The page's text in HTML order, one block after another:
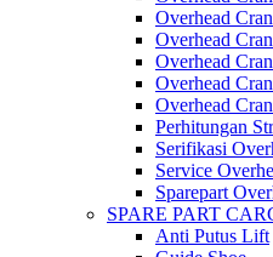
Overhead
Overhead
Overhead
Overhead
Overhead
Perhitungan
Serifikasi
Service
Sparepart
SPARE PART
Anti Putus Lift